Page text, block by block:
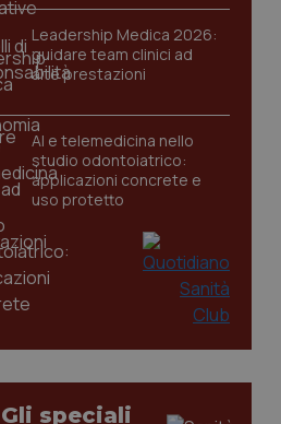
Leadership Medica 2026:
guidare team clinici ad
alte prestazioni
AI e telemedicina nello
studio odontoiatrico:
applicazioni concrete e
uso protetto
Gli speciali